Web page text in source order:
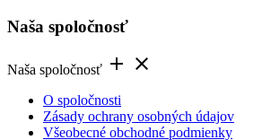
Naša spoločnosť
Naša spoločnosť  
O spoločnosti
Zásady ochrany osobných údajov
Všeobecné obchodné podmienky